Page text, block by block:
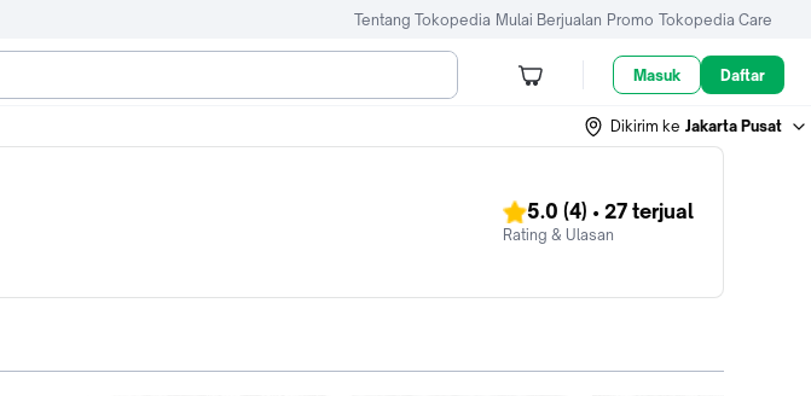
Tentang Tokopedia Mulai Berjualan Promo Tokopedia Care
Masuk Daftar
Dikirim ke Jakarta Pusat
5.0 (4) • 27 terjual
Rating & Ulasan